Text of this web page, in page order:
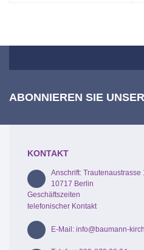
ABONNIEREN SIE
KONTAKT
Anschrift: Trautenaustrasse
10717 Berlin
Geschäftszeiten
telefonischer Kontakt
E-Mail: info@baumann-